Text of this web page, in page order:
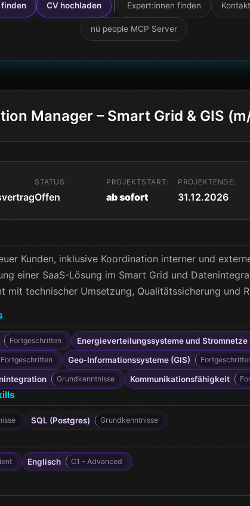
als Developer
finden CV hochladen Expert:innen finden Kontakt
nü people MCP Server
Manager – Smart Grid & GIS
STATUS:
Offen
PROJEKTSTART:
ab sofort
PROJEKTENDE:
31.12.2026
Kunden, inklusive Koordination interner und
einer SaaS-Lösung im Smart Grid und
mit technischer Umsetzung, Qualitätssicherung und
Fortgeschritten Energieverteilungssysteme und Stromnetze
Fortgeschritten Geo-Informationssysteme (GIS)
Grundkenntnisse Kommunikationsfähigkeit
SQL (Postgres) Grundkenntnisse
Englisch C1 - Advanced